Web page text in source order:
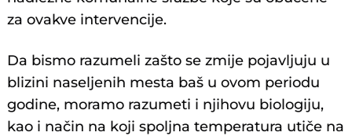
za ovakve intervencije.
Da bismo razumeli zašto se zmije pojavljuju u
blizini naseljenih mesta baš u ovom periodu
godine, moramo razumeti i njihovu biologiju,
kao i način na koji spoljna temperatura utiče na